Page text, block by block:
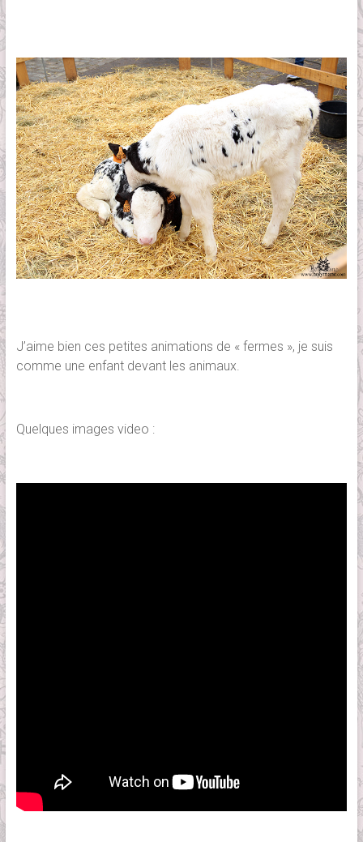
J’aime bien ces petites animations de « fermes », je suis
comme une enfant devant les animaux.
Quelques images video :